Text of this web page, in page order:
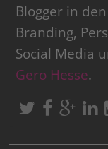
Blogger in
Branding,
Social Media
Gero Hesse.